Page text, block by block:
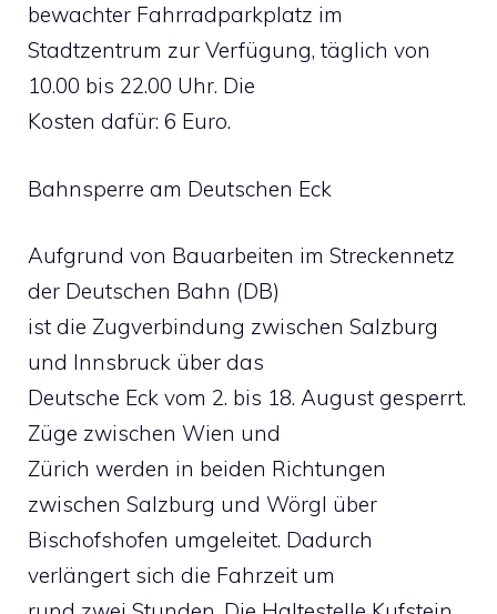
bewachter Fahrradparkplatz im
Stadtzentrum zur Verfügung, täglich von
10.00 bis 22.00 Uhr. Die
Kosten dafür: 6 Euro.
Bahnsperre am Deutschen Eck
Aufgrund von Bauarbeiten im Streckennetz
der Deutschen Bahn (DB)
ist die Zugverbindung zwischen Salzburg
und Innsbruck über das
Deutsche Eck vom 2. bis 18. August gesperrt.
Züge zwischen Wien und
Zürich werden in beiden Richtungen
zwischen Salzburg und Wörgl über
Bischofshofen umgeleitet. Dadurch
verlängert sich die Fahrzeit um